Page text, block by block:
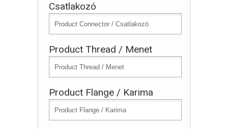
Csatlakozó
Product Thread / Menet
Product Flange / Karima